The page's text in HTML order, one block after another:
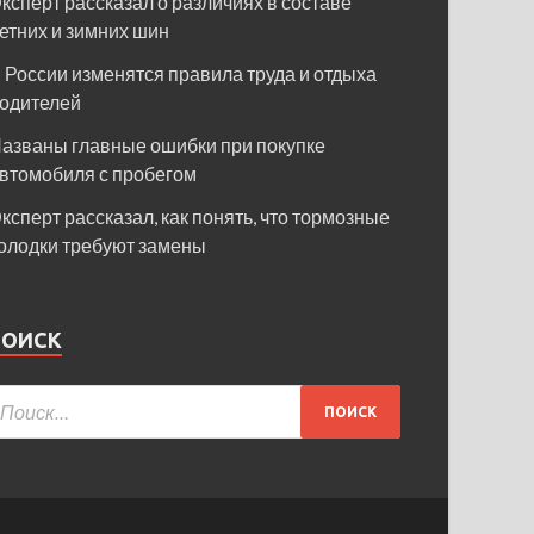
и зимних шин
России изменятся правила труда и отдыха
главные ошибки при покупке
с пробегом
рассказал, как понять, что тормозные
требуют замены